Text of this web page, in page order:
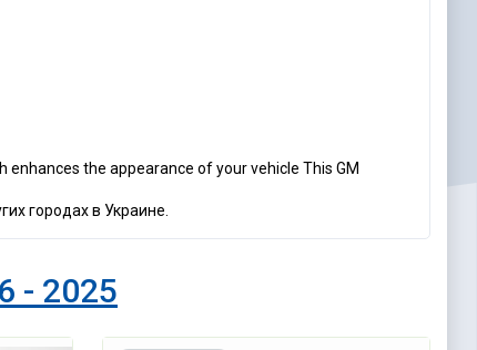
enhances the appearance of your vehicle This GM
городах в Украине.
- 2025